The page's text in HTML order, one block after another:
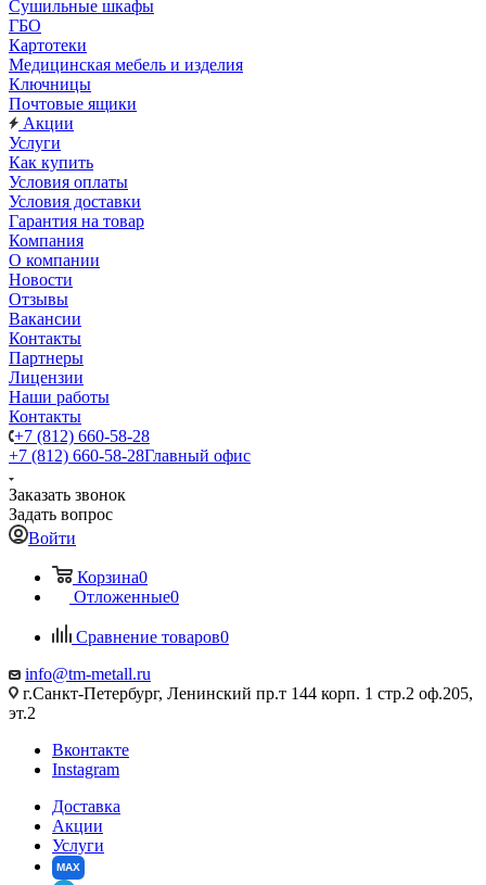
Сушильные шкафы
ГБО
Картотеки
Медицинская мебель и изделия
Ключницы
Почтовые ящики
Акции
Услуги
Как купить
Условия оплаты
Условия доставки
Гарантия на товар
Компания
О компании
Новости
Отзывы
Вакансии
Контакты
Партнеры
Лицензии
Наши работы
Контакты
+7 (812) 660-58-28
+7 (812) 660-58-28Главный офис
Заказать звонок
Задать вопрос
Войти
Корзина0
Отложенные0
Сравнение товаров0
info@tm-metall.ru
г.Санкт-Петербург, Ленинский пр.т 144 корп. 1 стр.2 оф.205,
эт.2
Вконтакте
Instagram
Доставка
Акции
Услуги
MAX